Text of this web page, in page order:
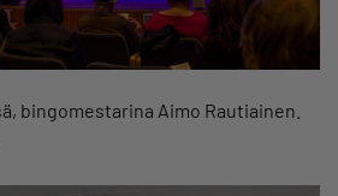
bingomestarina Aimo Rautiainen.